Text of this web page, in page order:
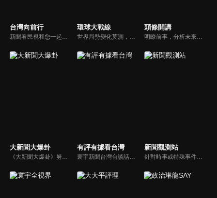
台灣向前行
新聞看民視和您一起討論最新最熱的時事新聞！
環球大戰線
世界局勢變化莫測，你我都身在其中，國際之間合縱連橫，外交、政治、經濟、軍事、科技，無所不爭、無所不戰，《環球大戰線》全方位觀點，與您一起剖析戰略，走進環球競爭最前線！
頭條開講
明瞭前事，分析未來走向，周玉琴告訴您沒想到的大小事背後真相。你不理政治，政治卻未必不會影響你！世界政治勢力結構快速改變，新時代降臨，舊思想如何進化，台灣新思路能否頂得住大國衝擊，最接近民意的聲音，都在《頭條開講》。
大新聞大爆卦
《大新聞大爆卦》努力秉持著監督政府的精神，繼續在網路上努力說出事實。
有評有據看台灣
寰宇新聞台灣台談話性節目《有評有據看台灣》節目跳脫來賓演繹的「浮誇情境式政論型態」，改採網路大數據點題，直視分析選情實相，帶您「有評、有據」的遍覽政經大小事。
新聞觀測站
針對時事或特殊事件邀請來賓進行深度探討，或專訪各領域傑出人士。